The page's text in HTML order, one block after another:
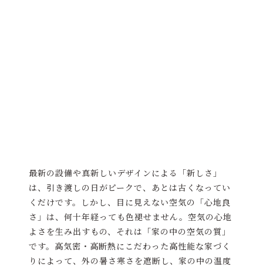
最新の設備や真新しいデザインによる「新しさ」
は、引き渡しの日がピークで、あとは古くなってい
くだけです。しかし、目に見えない空気の「心地良
さ」は、何十年経っても色褪せません。空気の心地
よさを生み出すもの、それは「家の中の空気の質」
です。高気密・高断熱にこだわった高性能な家づく
りによって、外の暑さ寒さを遮断し、家の中の温度